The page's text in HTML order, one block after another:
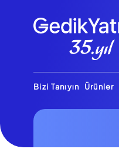
Bizi Tanıyın Ürünler